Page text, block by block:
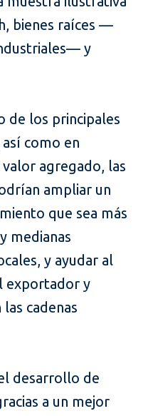
bienes raíces —
y
de los principales
como en
agregado, las
ampliar un
que sea más
medianas
y ayudar al
exportador y
cadenas
desarrollo de
a un mejor